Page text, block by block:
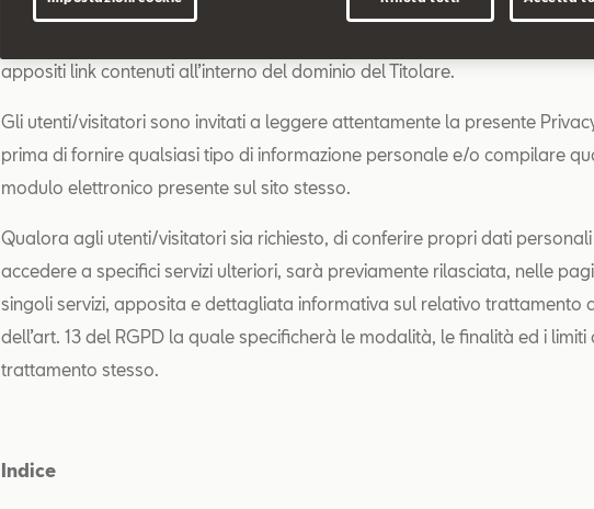
trattamento, esclusivamente per il sito sopra menzionato e non anche per
appositi link contenuti all’interno del dominio del Titolare.
Gli utenti/visitatori sono invitati a leggere attentamente la presente
prima di fornire qualsiasi tipo di informazione personale e/o compilare
modulo elettronico presente sul sito stesso.
Qualora agli utenti/visitatori sia richiesto, di conferire propri dati
accedere a specifici servizi ulteriori, sarà previamente rilasciata, nelle
singoli servizi, apposita e dettagliata informativa sul relativo trattamento
dell’art. 13 del RGPD la quale specificherà le modalità, le finalità ed i limiti
trattamento stesso.
Indice